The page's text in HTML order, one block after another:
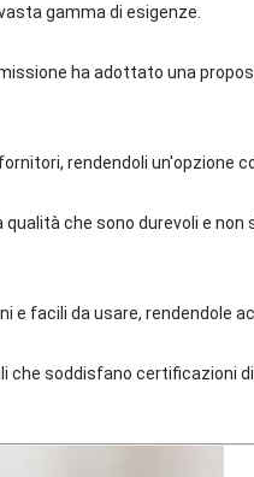
gamma di esigenze.
ha adottato una
rendendoli un'opzione
che sono durevoli e non
e facili da usare, rendendole
che soddisfano certificazioni